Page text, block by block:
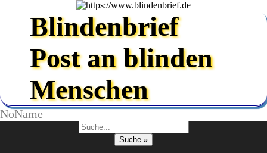
Blindenbrief
Post an blinden
Menschen
NoName